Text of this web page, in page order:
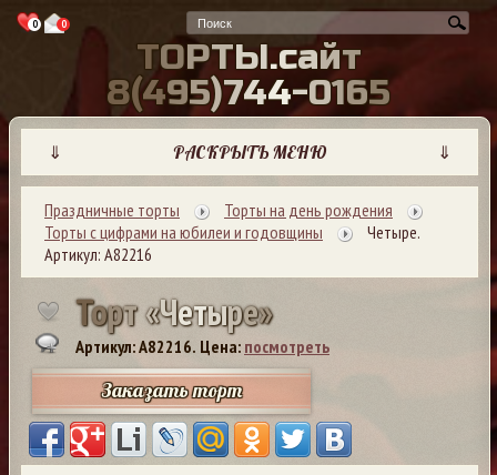
0 0
ТОРТЫ.сайт
8(495)744-0165
⇓ РАСКРЫТЬ МЕНЮ ⇓
Праздничные торты
Торты на день рождения
Торты с цифрами на юбилеи и годовщины
Четыре.
Артикул: А82216
Торт«Четыре»
Артикул: A82216. Цена: посмотреть
Заказать торт